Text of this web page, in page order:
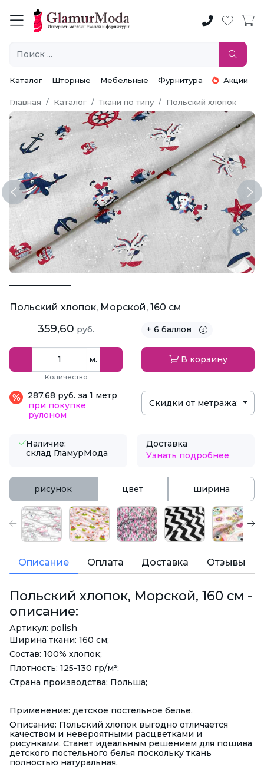
Каталог Шторные Мебельные Фурнитура Акции
Главная Каталог Ткани по типу Польский хлопок
Previous
Польский хлопок, Морской, 160 см
359,60 руб. + 6 баллов
м.
Количество
В корзину
287,68 руб. за 1 метр
при покупке
рулоном
Скидки от метража:
Наличие:
склад ГламурМода
Доставка
Узнать подробнее
рисунок цвет ширина
Описание Оплата Доставка Отзывы
Польский хлопок, Морской, 160 см -
описание:
Артикул: polish
Ширина ткани: 160 см;
Состав: 100% хлопок;
Плотность: 125-130 гр/м²;
Страна производства: Польша;
Применение: детское постельное белье.
Описание: Польский хлопок выгодно отличается
качеством и невероятными расцветками и
рисунками. Станет идеальным решением для пошива
детского постельного белья поскольку ткань
полностью натуральная.